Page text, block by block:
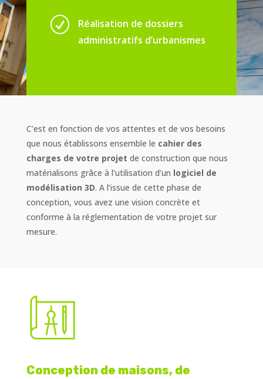
R
Réalisation de dossiers
administratifs d’urbanismes
C’est en fonction de vos attentes et de vos besoins
que nous établissons ensemble le cahier des
charges de votre projet de construction que nous
matérialisons grâce à l’utilisation d’un logiciel de
modélisation 3D. A l’issue de cette phase de
conception, vous avez une vision concrète et
conforme à la réglementation de votre projet sur
mesure.
Conception de maisons, de